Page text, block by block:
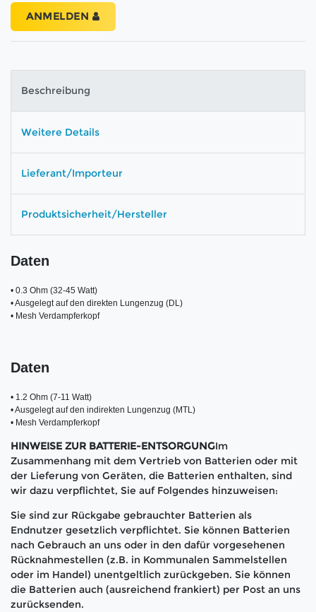
ANMELDEN
Beschreibung
Weitere Details
Lieferant/Importeur
Produktsicherheit/Hersteller
Daten
• 0.3 Ohm (32-45 Watt)
• Ausgelegt auf den direkten Lungenzug (DL)
• Mesh Verdampferkopf
• 1.2 Ohm (7-11 Watt)
• Ausgelegt auf den indirekten Lungenzug (MTL)
• Mesh Verdampferkopf
HINWEISE ZUR BATTERIE-ENTSORGUNGIm
Zusammenhang mit dem Vertrieb von Batterien oder mit
der Lieferung von Geräten, die Batterien enthalten, sind
wir dazu verpflichtet, Sie auf Folgendes hinzuweisen:
Sie sind zur Rückgabe gebrauchter Batterien als
Endnutzer gesetzlich verpflichtet. Sie können Batterien
nach Gebrauch an uns oder in den dafür vorgesehenen
Rücknahmestellen (z.B. in Kommunalen Sammelstellen
oder im Handel) unentgeltlich zurückgeben. Sie können
die Batterien auch (ausreichend frankiert) per Post an uns
zurücksenden.